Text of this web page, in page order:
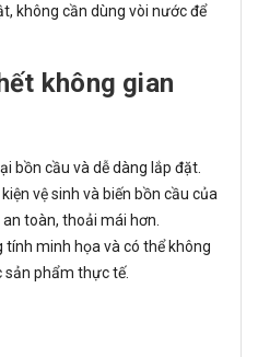
không cần dùng vòi nước để
không gian
bồn cầu và dễ dàng lắp đặt.
vệ sinh và biến bồn cầu của
toàn, thoải mái hơn.
minh họa và có thể không
sản phẩm thực tế.